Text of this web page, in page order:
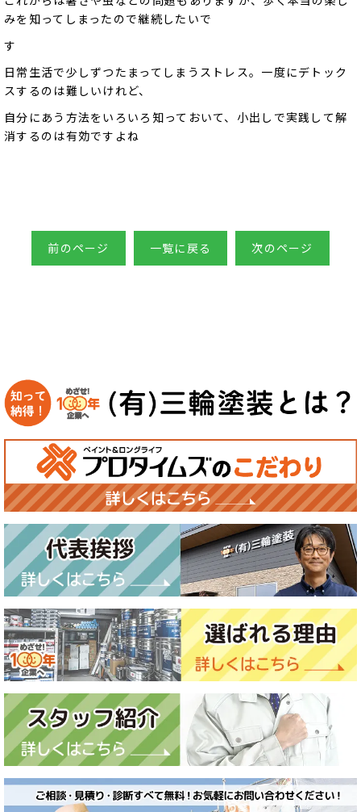
みを知ってしまったので継続したいで
す
日常生活で少しずつたまってしまうストレス。一度にデトック
スするのは難しいけれど、
自分にあう方法をいろいろ知っておいて、小出しで実践して解
消するのは有効ですよね
前のページ 一覧に戻る 次のページ